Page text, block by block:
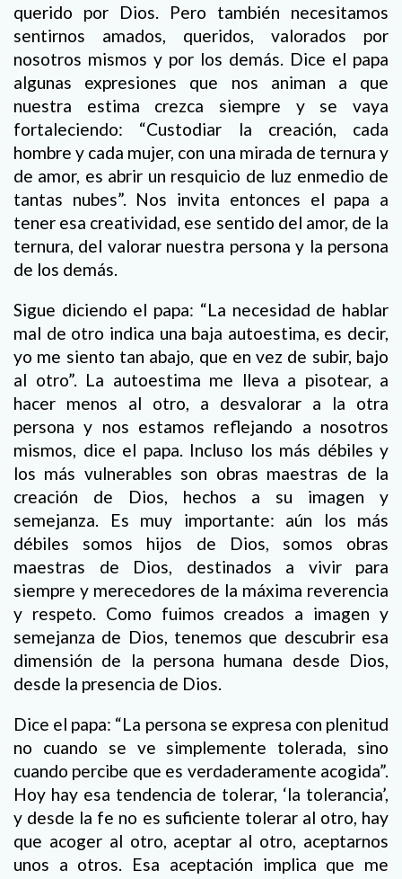
querido por Dios. Pero también necesitamos
sentirnos amados, queridos, valorados por
nosotros mismos y por los demás. Dice el papa
algunas expresiones que nos animan a que
nuestra estima crezca siempre y se vaya
fortaleciendo: “Custodiar la creación, cada
hombre y cada mujer, con una mirada de ternura y
de amor, es abrir un resquicio de luz enmedio de
tantas nubes”. Nos invita entonces el papa a
tener esa creatividad, ese sentido del amor, de la
ternura, del valorar nuestra persona y la persona
de los demás.
Sigue diciendo el papa: “La necesidad de hablar
mal de otro indica una baja autoestima, es decir,
yo me siento tan abajo, que en vez de subir, bajo
al otro”. La autoestima me lleva a pisotear, a
hacer menos al otro, a desvalorar a la otra
persona y nos estamos reflejando a nosotros
mismos, dice el papa. Incluso los más débiles y
los más vulnerables son obras maestras de la
creación de Dios, hechos a su imagen y
semejanza. Es muy importante: aún los más
débiles somos hijos de Dios, somos obras
maestras de Dios, destinados a vivir para
siempre y merecedores de la máxima reverencia
y respeto. Como fuimos creados a imagen y
semejanza de Dios, tenemos que descubrir esa
dimensión de la persona humana desde Dios,
desde la presencia de Dios.
Dice el papa: “La persona se expresa con plenitud
no cuando se ve simplemente tolerada, sino
cuando percibe que es verdaderamente acogida”.
Hoy hay esa tendencia de tolerar, ‘la tolerancia’,
y desde la fe no es suficiente tolerar al otro, hay
que acoger al otro, aceptar al otro, aceptarnos
unos a otros. Esa aceptación implica que me